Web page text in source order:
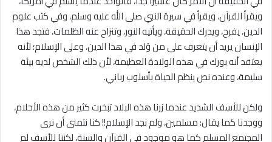
ويقرأ القرآن، ويقرأ في سيرة النبي صلى الله عليه وسلم، وفي كتب علوم
الدين، يفرح، ويدرك الحقيقة، ويأتيه النور، وتنزاح عنه الظلمات، فتجد هذا
الإنسان يريد أن يتعرف على من وُلد في هذا الدين، وعلى الإسلام؛ لأنه
يعتقد أنه بورك في هذه الوﻻدة العظيمة، لأن ذلك الشخص لديه بيئة
سليمة، وعنده نص ينظم الحياة بأسلوب رباني.
ولكن للأسف الشديد عندما زرنا هذه البلاد تبخرت كثير من هذه الأحلام،
ووجدنا كما يقال: مسلمين، ولم نجد الإسلام!! كنا نتمنى أن نرى
المجتمع المسلم كما هو موجود في القرآن والسنة، لكننا للأسف لم